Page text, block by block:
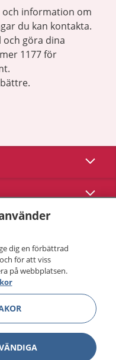
och information om
du kan kontakta.
och göra dina
1177 för
Visa
Visa
dig en förbättrad
för att viss
på webbplatsen.